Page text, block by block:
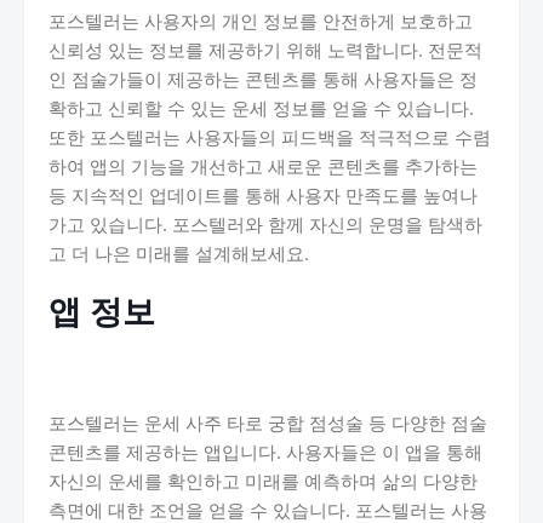
포스텔러는 사용자의 개인 정보를 안전하게 보호하고
신뢰성 있는 정보를 제공하기 위해 노력합니다. 전문적
인 점술가들이 제공하는 콘텐츠를 통해 사용자들은 정
확하고 신뢰할 수 있는 운세 정보를 얻을 수 있습니다.
또한 포스텔러는 사용자들의 피드백을 적극적으로 수렴
하여 앱의 기능을 개선하고 새로운 콘텐츠를 추가하는
등 지속적인 업데이트를 통해 사용자 만족도를 높여나
가고 있습니다. 포스텔러와 함께 자신의 운명을 탐색하
고 더 나은 미래를 설계해보세요.
앱 정보
포스텔러는 운세 사주 타로 궁합 점성술 등 다양한 점술
콘텐츠를 제공하는 앱입니다. 사용자들은 이 앱을 통해
자신의 운세를 확인하고 미래를 예측하며 삶의 다양한
측면에 대한 조언을 얻을 수 있습니다. 포스텔러는 사용